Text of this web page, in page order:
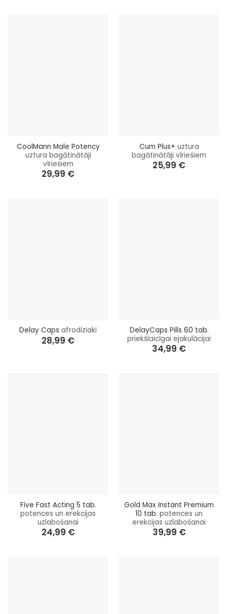
CoolMann Male Potency
uztura bagātinātāji
vīriešiem
29,99 €
Cum Plus+ uztura
bagātinātāji vīriešiem
25,99 €
Delay Caps afrodiziaki
28,99 €
DelayCaps Pills 60 tab.
priekšlaicīgai ejakulācijai
34,99 €
Five Fast Acting 5 tab.
potences un erekcijas
uzlabošanai
24,99 €
Gold Max Instant Premium
10 tab. potences un
erekcijas uzlabošanai
39,99 €